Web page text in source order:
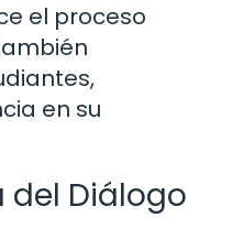
el proceso
en su
del Diálogo